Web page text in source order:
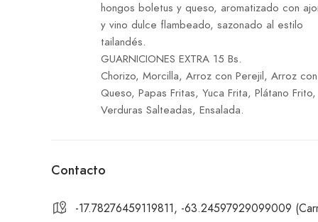
hongos boletus y queso, aromatizado con
y vino dulce flambeado, sazonado al estilo
tailandés.
GUARNICIONES EXTRA 15 Bs.
Chorizo, Morcilla, Arroz con Perejil, Arroz con
Queso, Papas Fritas, Yuca Frita, Plátano Frito,
Verduras Salteadas, Ensalada.
Contacto
-17.78276459119811, -63.24597929099009